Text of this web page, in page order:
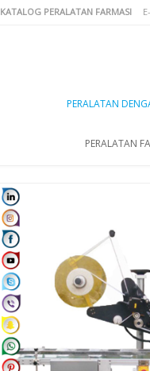
KATALOG PERALATAN FARMASI
PERALATAN
PERALATAN